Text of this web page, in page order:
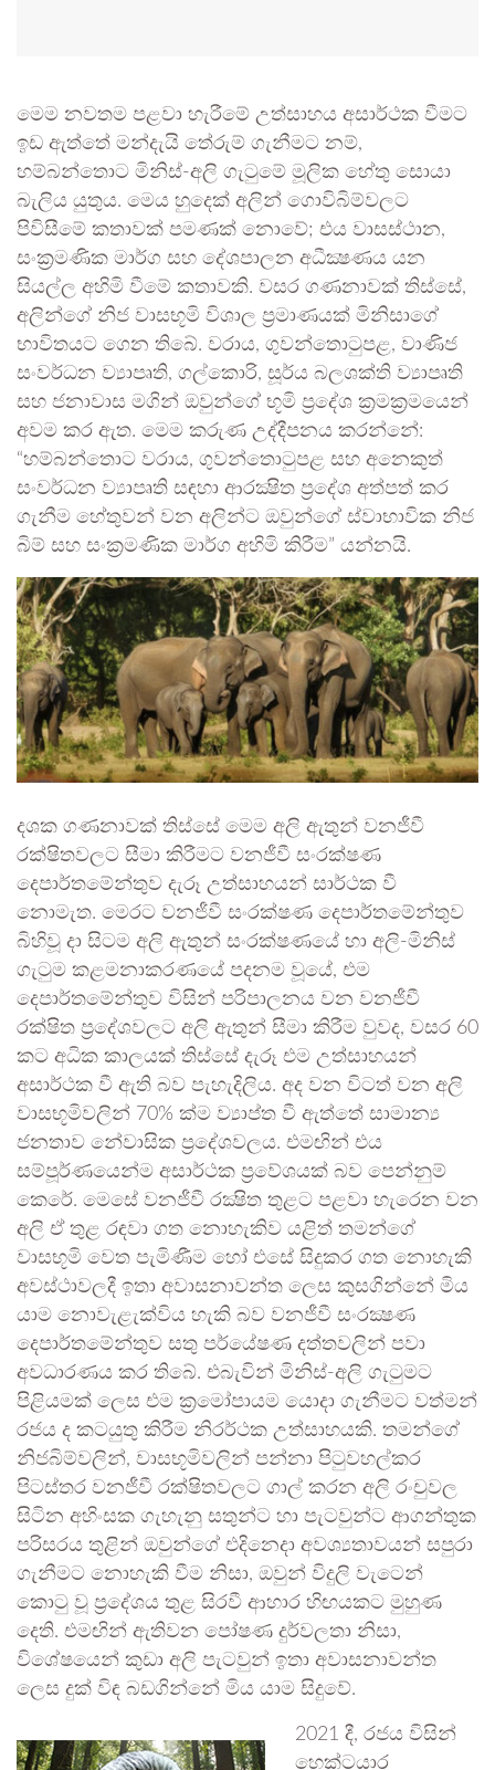
මෙම නවතම පළවා හැරීමේ උත්සාහය අසාර්ථක වීමට
ඉඩ ඇත්තේ මන්දැයි තේරුම් ගැනීමට නම්,
හම්බන්තොට මිනිස්-අලි ගැටුමේ මූලික හේතු සොයා
බැලිය යුතුය. මෙය හුදෙක් අලින් ගොවිබිම්වලට
පිවිසීමේ කතාවක් පමණක් නොවේ; එය වාසස්ථාන,
සංක්‍රමණික මාර්ග සහ දේශපාලන අධීක්‍ෂණය යන
සියල්ල අහිමි වීමේ කතාවකි. වසර ගණනාවක් තිස්සේ,
අලින්ගේ නිජ වාසභූමි විශාල ප්‍රමාණයක් මිනිසාගේ
භාවිතයට ගෙන තිබේ. වරාය, ගුවන්තොටුපළ, වාණිජ
සංවර්ධන ව්‍යාපෘති, ගල්කොරි, සූර්ය බලශක්ති ව්‍යාපෘති
සහ ජනාවාස මගින් ඔවුන්ගේ භූමි ප්‍රදේශ ක්‍රමක්‍රමයෙන්
අවම කර ඇත. මෙම කරුණ උද්දීපනය කරන්නේ:
“හම්බන්තොට වරාය, ගුවන්තොටුපළ සහ අනෙකුත්
සංවර්ධන ව්‍යාපෘති සඳහා ආරක්‍ෂිත ප්‍රදේශ අත්පත් කර
ගැනීම හේතුවන් වන අලින්ට ඔවුන්ගේ ස්වාභාවික නිජ
බිම් සහ සංක්‍රමණික මාර්ග අහිමි කිරීම” යන්නයි.
දශක ගණනාවක් තිස්සේ මෙම අලි ඇතුන් වනජීවී
රක්ෂිතවලට සීමා කිරීමට වනජීවී සංරක්ෂණ
දෙපාර්තමේන්තුව දැරූ උත්සාහයන් සාර්ථක වී
නොමැත. මෙරට වනජීවී සංරක්ෂණ දෙපාර්තමේන්තුව
බිහිවූ දා සිටම අලි ඇතුන් සංරක්ෂණයේ හා අලි-මිනිස්
ගැටුම කළමනාකරණයේ පදනම වූයේ, එම
දෙපාර්තමේන්තුව විසින් පරිපාලනය වන වනජීවී
රක්ෂිත ප්‍රදේශවලට අලි ඇතුන් සීමා කිරීම වුවද, වසර 60
කට අධික කාලයක් තිස්සේ දැරූ එම උත්සාහයන්
අසාර්ථක වී ඇති බව පැහැදිලිය. අද වන විටත් වන අලි
වාසභූමිවලින් 70% ක්ම ව්‍යාප්ත වී ඇත්තේ සාමාන්‍ය
ජනතාව නේවාසික ප්‍රදේශවලය. එමඟින් එය
සම්පූර්ණයෙන්ම අසාර්ථක ප්‍රවේශයක් බව පෙන්නුම්
කෙරේ. මෙසේ වනජීවී රක්‍ෂිත තුළට පළවා හැරෙන වන
අලි ඒ තුළ රඳවා ගත නොහැකිව යළිත් තමන්ගේ
වාසභූමි වෙත පැමිණීම හෝ එසේ සිදුකර ගත නොහැකි
අවස්‌ථාවලදී ඉතා අවාසනාවන්ත ලෙස කුසගින්නේ මිය
යාම නොවැළැක්විය හැකි බව වනජීවී සංරක්‍ෂණ
දෙපාර්තමේන්තුව සතු පර්යේෂණ දත්තවලින් පවා
අවධාරණය කර තිබේ. එබැවින් මිනිස්-අලි ගැටුමට
පිළියමක්‌ ලෙස එම ක්‍රමෝපායම යොදා ගැනීමට වත්මන්
රජය ද කටයුතු කිරීම නිරර්ථක උත්සාහයකි. තමන්ගේ
නිජබිම්වලින්, වාසභූමිවලින් පන්නා පිටුවහල්කර
පිටස්තර වනජීවී රක්ෂිතවලට ගාල් කරන අලි රංචුවල
සිටින අහිංසක ගැහැනු සතුන්ට හා පැටවුන්ට ආගන්තුක
පරිසරය තුළින් ඔවුන්ගේ එදිනෙදා අවශ්‍යතාවයන් සපුරා
ගැනීමට නොහැකි වීම නිසා, ඔවුන් විදුලි වැටෙන්
කොටු වූ ප‍්‍රදේශය තුළ සිරවී ආහාර හිඟයකට මුහුණ
දෙති. එමඟින් ඇතිවන පෝෂණ දුර්වලතා නිසා,
විශේෂයෙන් කුඩා අලි පැටවුන් ඉතා අවාසනාවන්ත
ලෙස දුක් විඳ බඩගින්නේ මිය යාම සිදුවේ.
2021 දී, රජය විසින්
හෙක්ටයාර